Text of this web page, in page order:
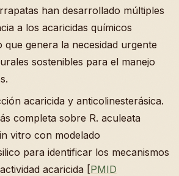
han desarrollado múltiples
a los acaricidas químicos
genera la necesidad urgente
sostenibles para el manejo
acaricida y anticolinesterásica.
completa sobre R. aculeata
vitro con modelado
para identificar los mecanismos
acaricida [PMID